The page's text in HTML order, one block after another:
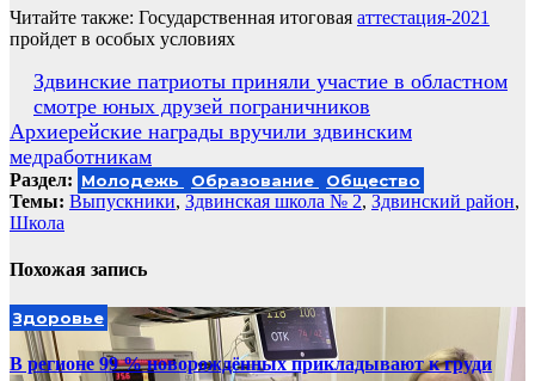
Читайте также: Государственная итоговая аттестация-2021
пройдет в особых условиях
Навигация
по
записям
Здвинские патриоты приняли участие в областном
смотре юных друзей пограничников
Архиерейские награды вручили здвинским
медработникам
Раздел: Молодежь Образование Общество
Темы: Выпускники, Здвинская школа № 2, Здвинский район,
Школа
Похожая запись
Здоровье
В регионе 99 % новорождённых прикладывают к груди